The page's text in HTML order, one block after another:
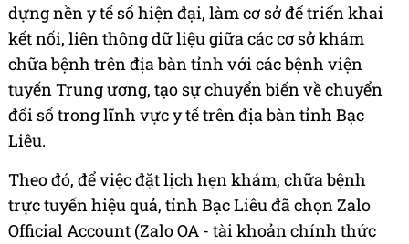
dựng nền y tế số hiện đại, làm cơ sở để triển khai
kết nối, liên thông dữ liệu giữa các cơ sở khám
chữa bệnh trên địa bàn tỉnh với các bệnh viện
tuyến Trung ương, tạo sự chuyển biến về chuyển
đổi số trong lĩnh vực y tế trên địa bàn tỉnh Bạc
Liêu.
Theo đó, để việc đặt lịch hẹn khám, chữa bệnh
trực tuyến hiệu quả, tỉnh Bạc Liêu đã chọn Zalo
Official Account (Zalo OA - tài khoản chính thức